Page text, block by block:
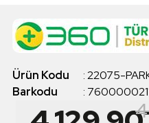
Ürün Kodu :22075-
Barkodu
: